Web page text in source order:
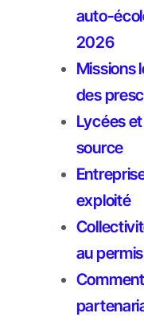
auto-
2026
Missions
des
Lycées
source
exploité
au